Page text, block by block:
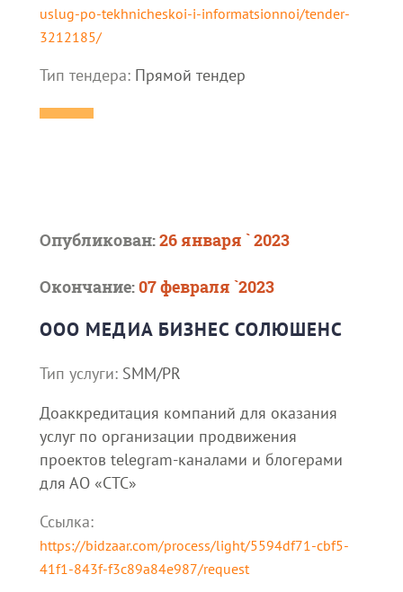
uslug-po-tekhnicheskoi-i-informatsionnoi/tender-
3212185/
Тип тендера: Прямой тендер
Опубликован:26 января ` 2023
Окончание:07 февраля `2023
ООО МЕДИА БИЗНЕС СОЛЮШЕНС
Тип услуги: SMM/PR
Доаккредитация компаний для оказания
услуг по организации продвижения
проектов telegram-каналами и блогерами
для АО «СТС»
Ссылка:
https://bidzaar.com/process/light/5594df71-cbf5-
41f1-843f-f3c89a84e987/request